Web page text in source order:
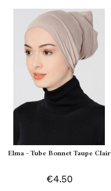
Elma - Tube Bonnet Taupe Clair
€4.50